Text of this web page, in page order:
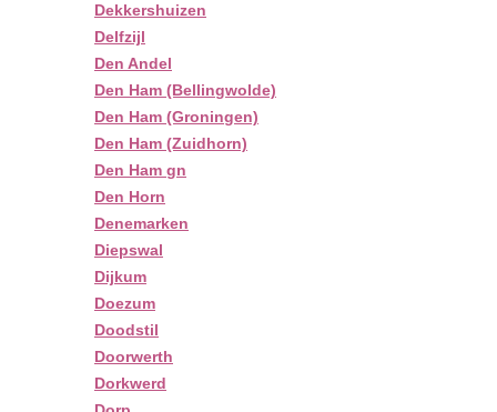
Dekkershuizen
Delfzijl
Den Andel
Den Ham (Bellingwolde)
Den Ham (Groningen)
Den Ham (Zuidhorn)
Den Ham gn
Den Horn
Denemarken
Diepswal
Dijkum
Doezum
Doodstil
Doorwerth
Dorkwerd